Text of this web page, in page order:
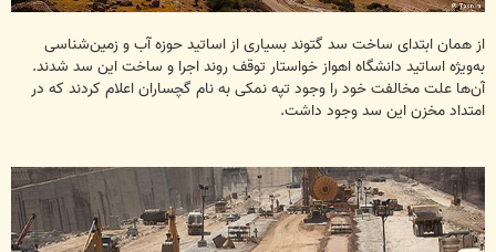
از همان ابتدای ساخت سد گتوند بسیاری از اساتید حوزه آب و زمین‌شناسی
به‌ویژه اساتید دانشگاه اهواز خواستار توقف روند اجرا و ساخت این سد شدند.
آن‌ها علت مخالفت خود را وجود تپه نمکی به نام گچساران اعلام کردند که در
امتداد مخزن این سد وجود داشت.